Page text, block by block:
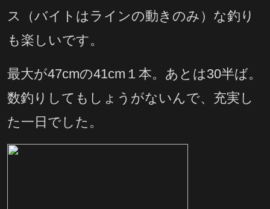
ス（バイトはラインの動きのみ）な釣り
も楽しいです。
最大が47cmの41cm１本。あとは30半ば。
数釣りしてもしょうがないんで、充実し
た一日でした。